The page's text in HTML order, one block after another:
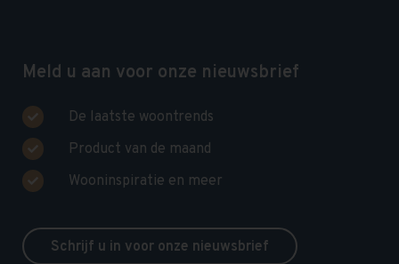
Meld u aan voor onze nieuwsbrief
De laatste woontrends
Product van de maand
Wooninspiratie en meer
Schrijf u in voor onze nieuwsbrief